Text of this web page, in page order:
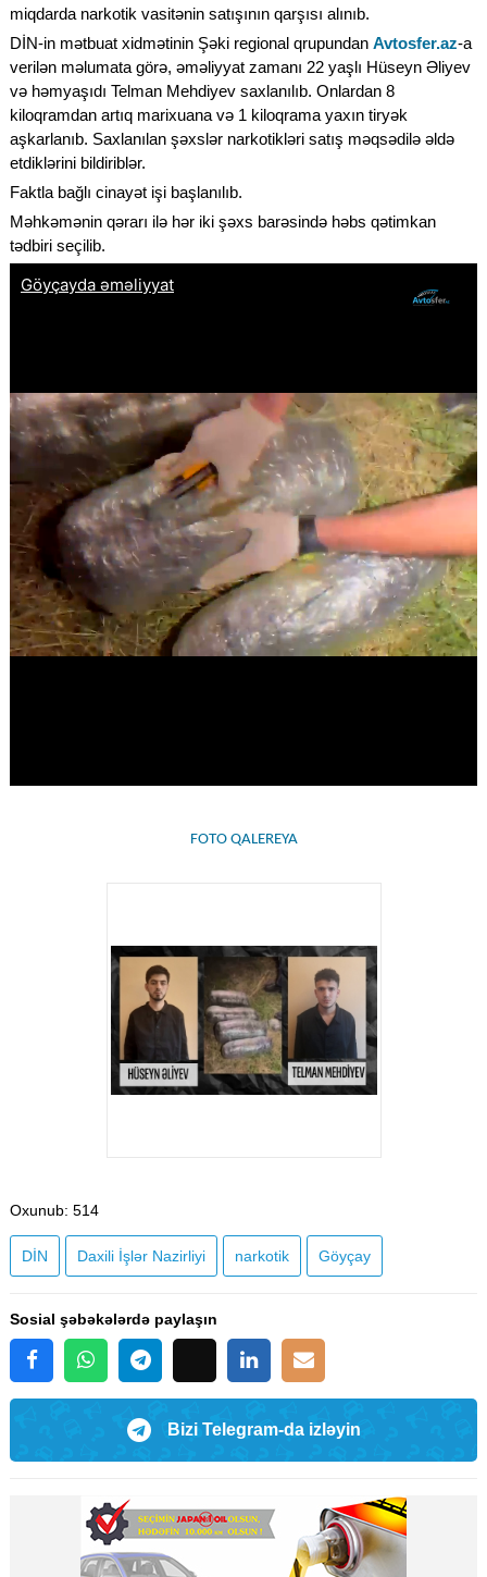
miqdarda narkotik vasitənin satışının qarşısı alınıb.
DİN-in mətbuat xidmətinin Şəki regional qrupundan Avtosfer.az-a
verilən məlumata görə, əməliyyat zamanı 22 yaşlı Hüseyn Əliyev
və həmyaşıdı Telman Mehdiyev saxlanılıb. Onlardan 8
kiloqramdan artıq marixuana və 1 kiloqrama yaxın tiryək
aşkarlanıb. Saxlanılan şəxslər narkotikləri satış məqsədilə əldə
etdiklərini bildiriblər.
Faktla bağlı cinayət işi başlanılıb.
Məhkəmənin qərarı ilə hər iki şəxs barəsində həbs qətimkan
tədbiri seçilib.
FOTO QALEREYA
Oxunub: 514
DİN Daxili İşlər Nazirliyi narkotik Göyçay
Sosial şəbəkələrdə paylaşın
Bizi Telegram-da izləyin